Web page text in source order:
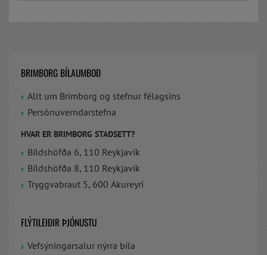
BRIMBORG BÍLAUMBOÐ
Allt um Brimborg og stefnur félagsins
Persónuverndarstefna
HVAR ER BRIMBORG STAÐSETT?
Bíldshöfða 6, 110 Reykjavík
Bíldshöfða 8, 110 Reykjavík
Tryggvabraut 5, 600 Akureyri
FLÝTILEIÐIR ÞJÓNUSTU
Vefsýningarsalur nýrra bíla